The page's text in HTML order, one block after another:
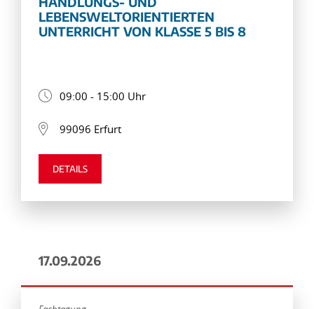
LEBENSWELTORIENTIERTEN
UNTERRICHT VON KLASSE 5 BIS 8
09:00 - 15:00 Uhr
99096 Erfurt
DETAILS
17.09.2026